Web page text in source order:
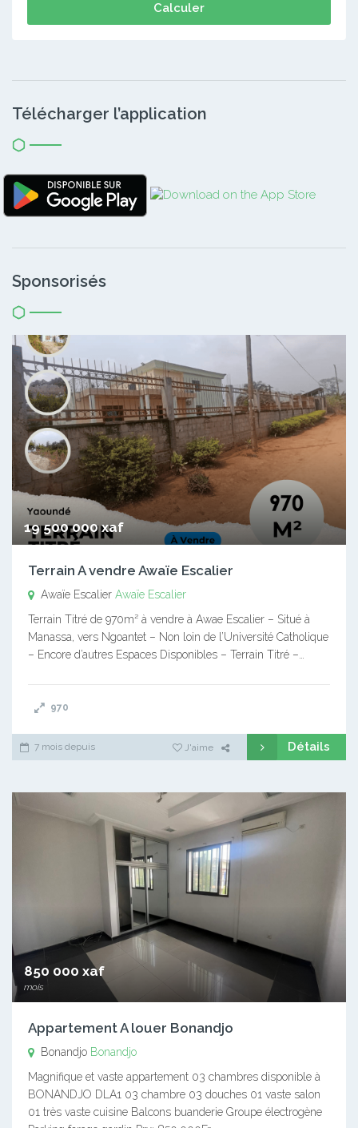
Calculer
Télécharger l’application
Sponsorisés
19 500 000 xaf
Terrain A vendre Awaïe Escalier
Awaïe Escalier Awaïe Escalier
Terrain Titré de 970m² à vendre à Awae Escalier – Situé à
Manassa, vers Ngoantet – Non loin de l’Université Catholique
– Encore d’autres Espaces Disponibles – Terrain Titré –…
970
7 mois depuis J'aime Détails
850 000 xaf
mois
Appartement A louer Bonandjo
Bonandjo Bonandjo
Magnifique et vaste appartement 03 chambres disponible à
BONANDJO DLA1 03 chambre 03 douches 01 vaste salon
01 très vaste cuisine Balcons buanderie Groupe électrogène